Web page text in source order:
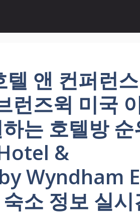
앤 컨퍼런
런즈윅 미국
는 호텔방 순
&
Wyndham
소 정보 실시